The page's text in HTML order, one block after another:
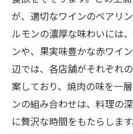
が、適切なワインのペアリ
ルモンの濃厚な味わいには
ンや、果実味豊かな赤ワイ
辺では、各店舗がそれぞれ
案しており、焼肉の味を一
ンの組み合わせは、料理の
に贅沢な時間をもたらしま